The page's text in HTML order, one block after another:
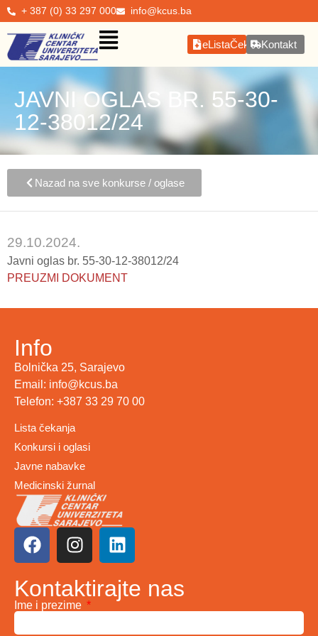
+ 387 (0) 33 297 000 info@kcus.ba
eListaČekanjaKontakt
JAVNI OGLAS BR. 55-30-
12-38012/24
Nazad na sve konkurse / oglase
29.10.2024.
Javni oglas br. 55-30-12-38012/24
PREUZMI DOKUMENT
Info
Bolnička 25, Sarajevo
Email: info@kcus.ba
Telefon: +387 33 29 70 00
Lista čekanja
Konkursi i oglasi
Javne nabavke
Medicinski žurnal
Kontaktirajte nas
Ime i prezime